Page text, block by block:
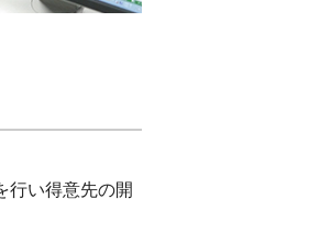
行い得意先の開